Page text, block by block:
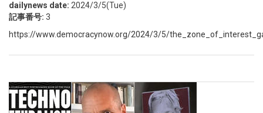
dailynews date: 2024/3/5(Tue)
記事番号: 3
https://www.democracynow.org/2024/3/5/